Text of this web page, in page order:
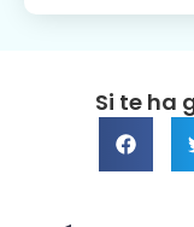
Si te ha